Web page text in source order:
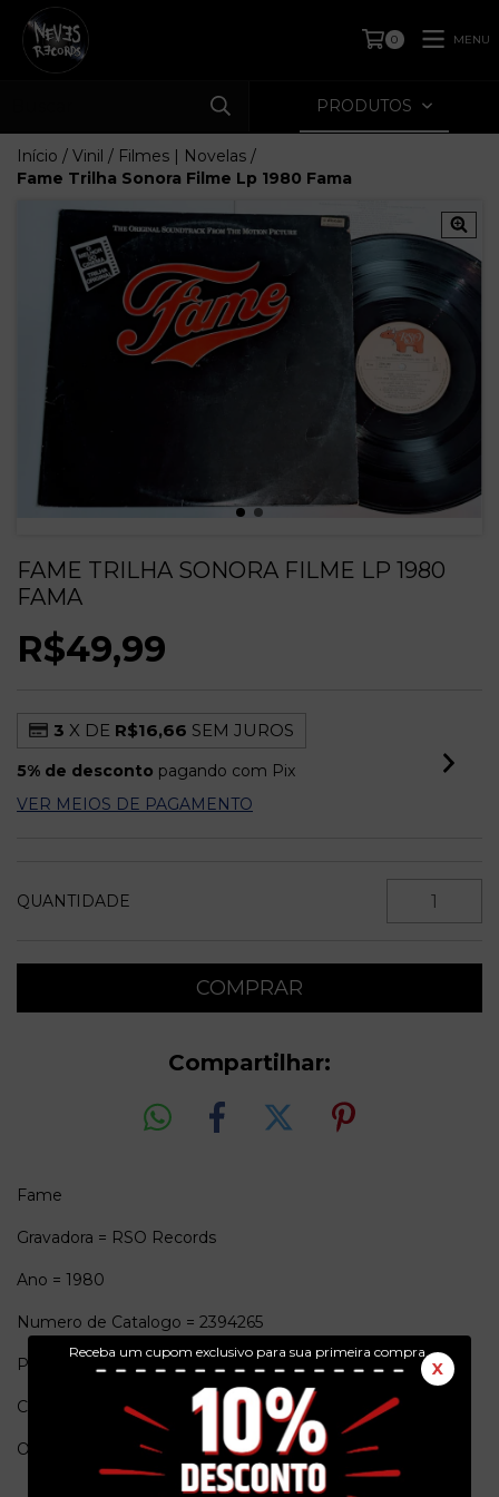
Receba um cupom exclusivo para sua primeira compra.
X
0 MENU
PRODUTOS
Início / Vinil / Filmes | Novelas /
Fame Trilha Sonora Filme Lp 1980 Fama
FAME TRILHA SONORA FILME LP 1980
FAMA
R$49,99
3 X DE R$16,66 SEM JUROS
5% de desconto pagando com Pix
VER MEIOS DE PAGAMENTO
QUANTIDADE
Compartilhar:
Fame
Gravadora = RSO Records
Ano = 1980
Numero de Catalogo = 2394265
Pais de origem = Brasil
Conservação = Ex(Capa) / Ex(Vinil)
Obs. = Trilha sonora do filme. Capa dupla com encarte.